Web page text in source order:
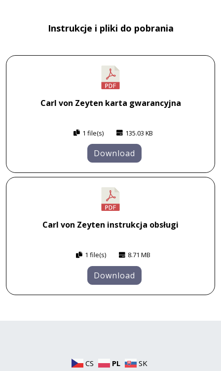
Instrukcje i pliki do pobrania
Carl von Zeyten karta gwarancyjna
1 file(s) 135.03 KB
Download
Carl von Zeyten instrukcja obsługi
1 file(s) 8.71 MB
Download
CS PL SK